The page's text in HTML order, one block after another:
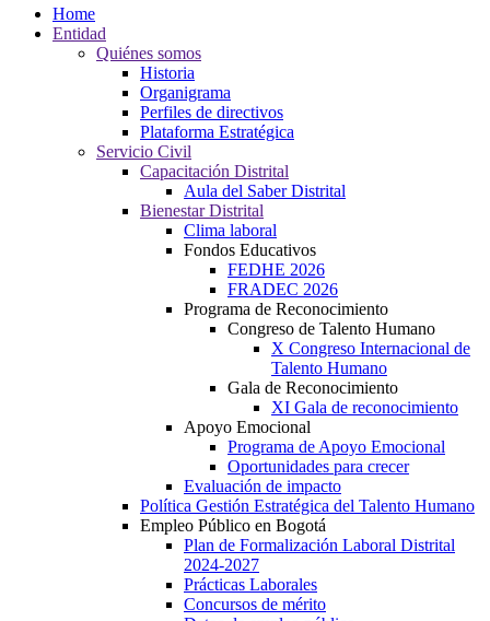
Home
Entidad
Quiénes somos
Historia
Organigrama
Perfiles de directivos
Plataforma Estratégica
Servicio Civil
Capacitación Distrital
Aula del Saber Distrital
Bienestar Distrital
Clima laboral
Fondos Educativos
FEDHE 2026
FRADEC 2026
Programa de Reconocimiento
Congreso de Talento Humano
X Congreso Internacional de
Talento Humano
Gala de Reconocimiento
XI Gala de reconocimiento
Apoyo Emocional
Programa de Apoyo Emocional
Oportunidades para crecer
Evaluación de impacto
Política Gestión Estratégica del Talento Humano
Empleo Público en Bogotá
Plan de Formalización Laboral Distrital
2024-2027
Prácticas Laborales
Concursos de mérito